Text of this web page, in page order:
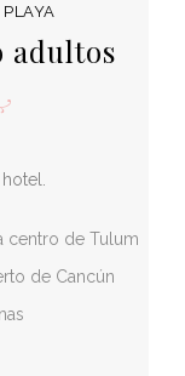
adultos
centro de Tulum
de Cancún